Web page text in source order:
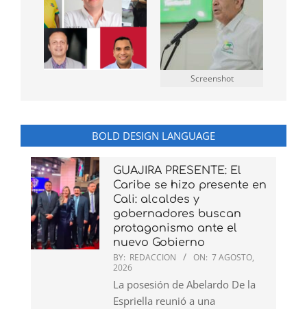
Screenshot
BOLD DESIGN LANGUAGE
GUAJIRA PRESENTE: El
Caribe se hizo presente en
Cali: alcaldes y
gobernadores buscan
protagonismo ante el
nuevo Gobierno
BY: REDACCION ON: 7 AGOSTO,
2026
La posesión de Abelardo De la
Espriella reunió a una